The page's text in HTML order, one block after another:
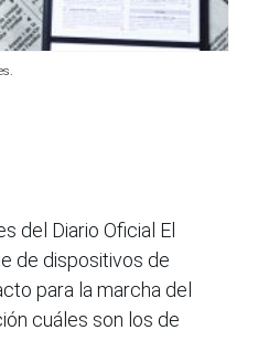
del Diario Oficial El
de dispositivos de
para la marcha del
cuáles son los de